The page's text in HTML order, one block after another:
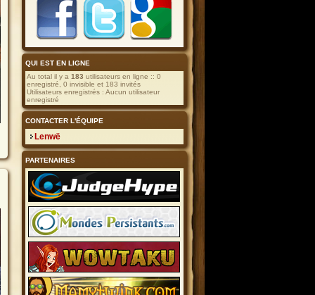
guilde
QUI EST EN LIGNE
Au total il y a 183 utilisateurs en ligne :: 0
enregistré, 0 invisible et 183 invités
Utilisateurs enregistrés : Aucun utilisateur
enregistré
CONTACTER L'ÉQUIPE
Lenwë
PARTENAIRES